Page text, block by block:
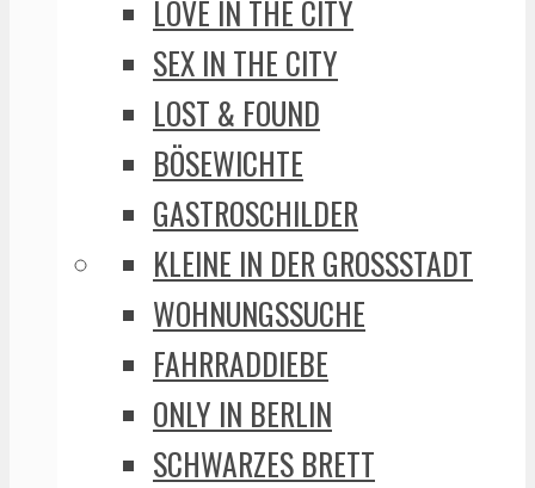
LOVE IN THE CITY
SEX IN THE CITY
LOST & FOUND
BÖSEWICHTE
GASTROSCHILDER
KLEINE IN DER GROSSSTADT
WOHNUNGSSUCHE
FAHRRADDIEBE
ONLY IN BERLIN
SCHWARZES BRETT